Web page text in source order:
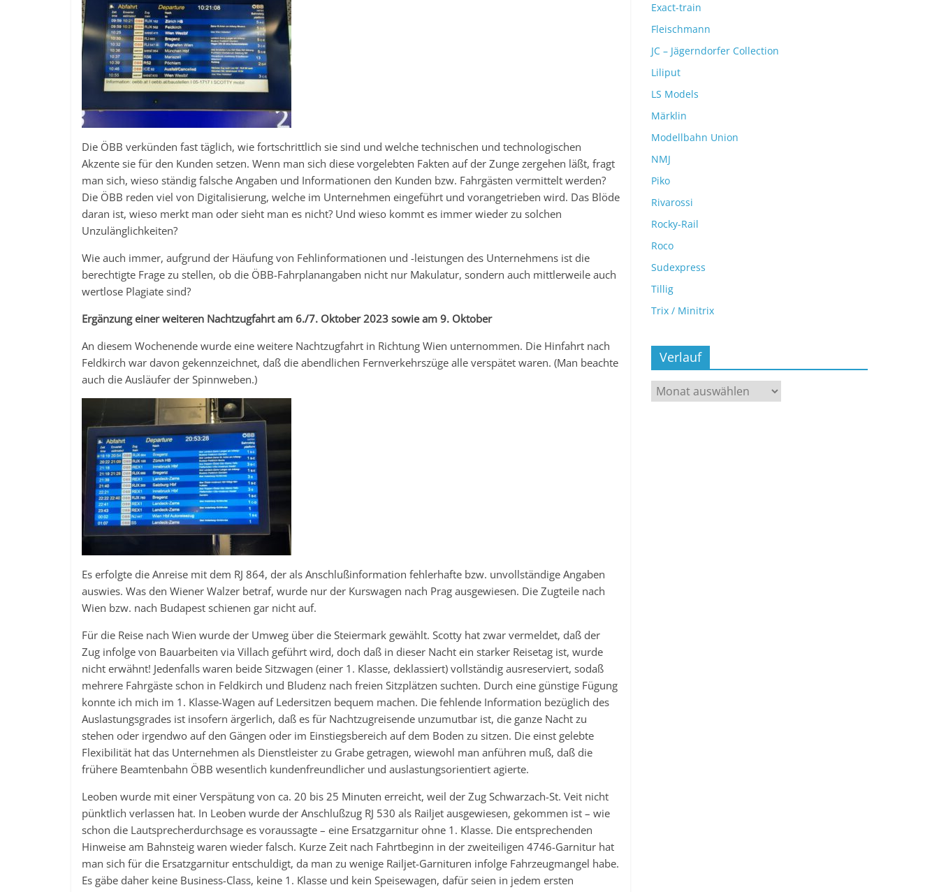
Die ÖBB verkünden fast täglich, wie fortschrittlich sie sind und welche technischen und technologischen
Akzente sie für den Kunden setzen. Wenn man sich diese vorgelebten Fakten auf der Zunge zergehen läßt, fragt
man sich, wieso ständig falsche Angaben und Informationen den Kunden bzw. Fahrgästen vermittelt werden?
Die ÖBB reden viel von Digitalisierung, welche im Unternehmen eingeführt und vorangetrieben wird. Das Blöde
daran ist, wieso merkt man oder sieht man es nicht? Und wieso kommt es immer wieder zu solchen
Unzulänglichkeiten?
Wie auch immer, aufgrund der Häufung von Fehlinformationen und -leistungen des Unternehmens ist die
berechtigte Frage zu stellen, ob die ÖBB-Fahrplanangaben nicht nur Makulatur, sondern auch mittlerweile auch
wertlose Plagiate sind?
Ergänzung einer weiteren Nachtzugfahrt am 6./7. Oktober 2023 sowie am 9. Oktober
An diesem Wochenende wurde eine weitere Nachtzugfahrt in Richtung Wien unternommen. Die Hinfahrt nach
Feldkirch war davon gekennzeichnet, daß die abendlichen Fernverkehrszüge alle verspätet waren. (Man beachte
auch die Ausläufer der Spinnweben.)
Es erfolgte die Anreise mit dem RJ 864, der als Anschlußinformation fehlerhafte bzw. unvollständige Angaben
auswies. Was den Wiener Walzer betraf, wurde nur der Kurswagen nach Prag ausgewiesen. Die Zugteile nach
Wien bzw. nach Budapest schienen gar nicht auf.
Für die Reise nach Wien wurde der Umweg über die Steiermark gewählt. Scotty hat zwar vermeldet, daß der
Zug infolge von Bauarbeiten via Villach geführt wird, doch daß in dieser Nacht ein starker Reisetag ist, wurde
nicht erwähnt! Jedenfalls waren beide Sitzwagen (einer 1. Klasse, deklassiert) vollständig ausreserviert, sodaß
mehrere Fahrgäste schon in Feldkirch und Bludenz nach freien Sitzplätzen suchten. Durch eine günstige Fügung
konnte ich mich im 1. Klasse-Wagen auf Ledersitzen bequem machen. Die fehlende Information bezüglich des
Auslastungsgrades ist insofern ärgerlich, daß es für Nachtzugreisende unzumutbar ist, die ganze Nacht zu
stehen oder irgendwo auf den Gängen oder im Einstiegsbereich auf dem Boden zu sitzen. Die einst gelebte
Flexibilität hat das Unternehmen als Dienstleister zu Grabe getragen, wiewohl man anführen muß, daß die
frühere Beamtenbahn ÖBB wesentlich kundenfreundlicher und auslastungsorientiert agierte.
Leoben wurde mit einer Verspätung von ca. 20 bis 25 Minuten erreicht, weil der Zug Schwarzach-St. Veit nicht
pünktlich verlassen hat. In Leoben wurde der Anschlußzug RJ 530 als Railjet ausgewiesen, gekommen ist – wie
schon die Lautsprecherdurchsage es voraussagte – eine Ersatzgarnitur ohne 1. Klasse. Die entsprechenden
Hinweise am Bahnsteig waren wieder falsch. Kurze Zeit nach Fahrtbeginn in der zweiteiligen 4746-Garnitur hat
man sich für die Ersatzgarnitur entschuldigt, da man zu wenige Railjet-Garnituren infolge Fahrzeugmangel habe.
Es gäbe daher keine Business-Class, keine 1. Klasse und kein Speisewagen, dafür seien in jedem ersten
Exact-train
Fleischmann
JC – Jägerndorfer Collection
Liliput
LS Models
Märklin
Modellbahn Union
NMJ
Piko
Rivarossi
Rocky-Rail
Roco
Sudexpress
Tillig
Trix / Minitrix
Verlauf